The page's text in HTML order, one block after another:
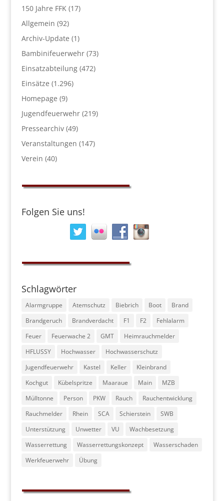
150 Jahre FFK(17)
Allgemein (92)
Archiv-Update (1)
Bambinifeuerwehr(73)
Einsatzabteilung(472)
Einsätze (1.296)
Homepage (9)
Jugendfeuerwehr(219)
Pressearchiv(49)
Veranstaltungen (147)
Verein (40)
Folgen Sie uns!
Schlagwörter
Alarmgruppe Atemschutz Biebrich Boot
Brand
Brandgeruch
Brandverdacht F1 F2
Fehlalarm
Feuer
Feuerwache 2 GMT
Heimrauchmelder
HFLUSSY
Hochwasser
Hochwasserschutz
Jugendfeuerwehr
Kastel Keller
Kleinbrand
Kochgut
Kübelspritze Maaraue Main
MZB
Mülltonne
Person PKW Rauch
Rauchentwicklung
Rauchmelder
Rhein SCA Schierstein
SWB
Unterstützung
Unwetter VU
Wachbesetzung
Wasserrettung
Wasserrettungskonzept
Wasserschaden
Werkfeuerwehr
Übung